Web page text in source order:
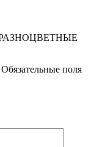
“РАЗНОЦВЕТНЫЕ
Обязательные поля